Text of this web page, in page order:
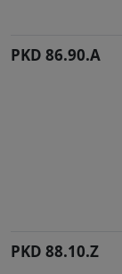
PKD 86.90.A
PKD 88.10.Z